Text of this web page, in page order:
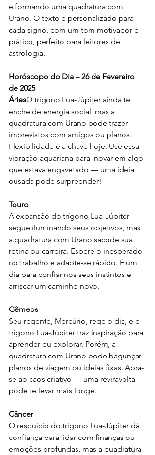
e formando uma quadratura com
Urano. O texto é personalizado para
cada signo, com um tom motivador e
prático, perfeito para leitores de
astrologia.
Horóscopo do Dia – 26 de Fevereiro
de 2025
ÁriesO trígono Lua-Júpiter ainda te
enche de energia social, mas a
quadratura com Urano pode trazer
imprevistos com amigos ou planos.
Flexibilidade é a chave hoje. Use essa
vibração aquariana para inovar em algo
que estava engavetado — uma ideia
ousada pode surpreender!
Touro
A expansão do trígono Lua-Júpiter
segue iluminando seus objetivos, mas
a quadratura com Urano sacode sua
rotina ou carreira. Espere o inesperado
no trabalho e adapte-se rápido. É um
dia para confiar nos seus instintos e
arriscar um caminho novo.
Gêmeos
Seu regente, Mercúrio, rege o dia, e o
trígono Lua-Júpiter traz inspiração para
aprender ou explorar. Porém, a
quadratura com Urano pode bagunçar
planos de viagem ou ideias fixas. Abra-
se ao caos criativo — uma reviravolta
pode te levar mais longe.
Câncer
O resquício do trígono Lua-Júpiter dá
confiança para lidar com finanças ou
emoções profundas, mas a quadratura